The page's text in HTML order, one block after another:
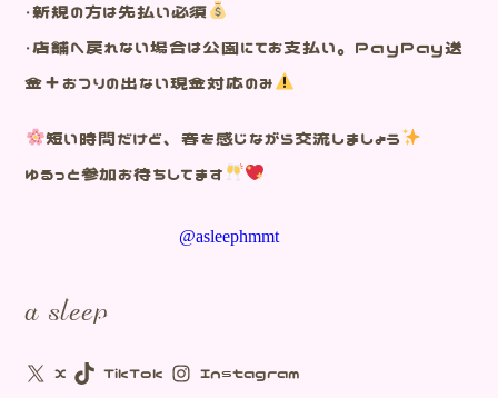
・新規の方は先払い必須
・店舗へ戻れない場合は公園にてお支払い。PayPay送
金＋おつりの出ない現金対応のみ
短い時間だけど、春を感じながら交流しましょう
ゆるっと参加お待ちしてます
@asleephmmt
a sleep
X TikTok Instagram